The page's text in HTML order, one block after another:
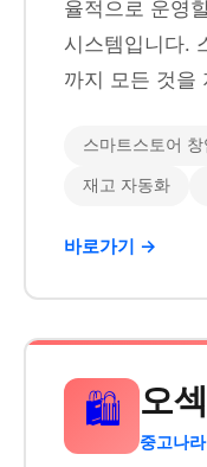
율적으로 운영
시스템입니다.
까지 모든 것을
스마트스토어 창
재고 자동화
바로가기 →
🛍️ 오
중고나